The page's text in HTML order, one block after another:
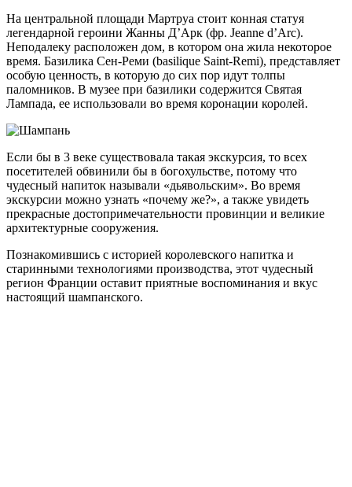
На центральной площади Мартруа стоит конная статуя
легендарной героини Жанны Д’Арк (фр. Jeanne d’Arc).
Неподалеку расположен дом, в котором она жила некоторое
время. Базилика Сен-Реми (basilique Saint-Remi), представляет
особую ценность, в которую до сих пор идут толпы
паломников. В музее при базилики содержится Святая
Лампада, ее использовали во время коронации королей.
Если бы в 3 веке существовала такая экскурсия, то всех
посетителей обвинили бы в богохульстве, потому что
чудесный напиток называли «дьявольским». Во время
экскурсии можно узнать «почему же?», а также увидеть
прекрасные достопримечательности провинции и великие
архитектурные сооружения.
Познакомившись с историей королевского напитка и
старинными технологиями производства, этот чудесный
регион Франции оставит приятные воспоминания и вкус
настоящий шампанского.